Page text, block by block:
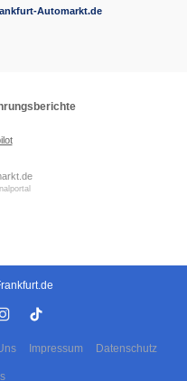
Automarkt.de
Impressum Datenschutz